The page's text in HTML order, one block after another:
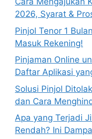
2026, Syarat &
Pinjol Tenor 1
Masuk Rekening!
Pinjaman Online
Daftar Aplikasi
Solusi Pinjol
dan Cara
Apa yang Terjadi
Rendah? Ini